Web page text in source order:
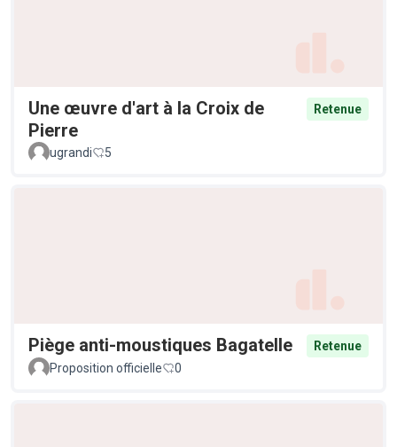
Une œuvre d'art à la Croix de
Pierre
Retenue
ugrandi 5
Piège anti-moustiques Bagatelle
Retenue
Proposition officielle
0